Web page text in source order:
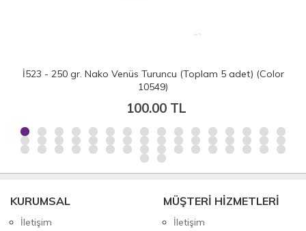
İ523 - 250 gr. Nako Venüs Turuncu (Toplam 5 adet) (Color
10549)
100.00 TL
KURUMSAL
İletişim
MÜŞTERİ HİZMETLERİ
İletişim